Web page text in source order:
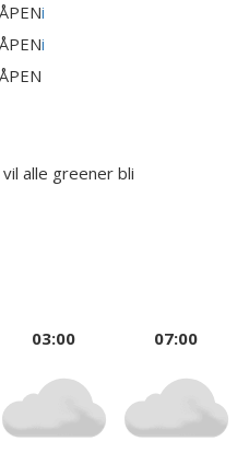
ÅPENi
ÅPENi
ÅPEN
alle greener bli
03:00 07:00